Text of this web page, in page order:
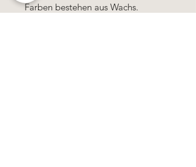
Farben bestehen aus Wachs.